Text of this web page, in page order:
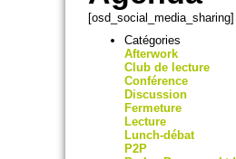
[osd_social_media_sharing]
Catégories
Afterwork
Club de lecture
Conférence
Discussion
Fermeture
Lecture
Lunch-débat
P2P